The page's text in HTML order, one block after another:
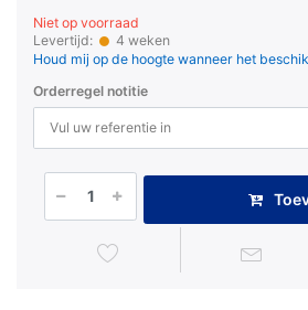
Niet op voorraad
Levertijd:
4 weken
Houd mij op de hoogte wanneer het
Orderregel notitie